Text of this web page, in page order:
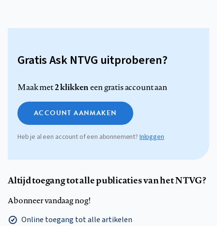
Gratis Ask NTVG uitproberen?
Maak met2 klikkeneen gratis account aan
ACCOUNT AANMAKEN
Heb je al een account of een abonnement?Inloggen
Altijd toegang tot alle publicaties van het NTVG?
Abonneer vandaag nog!
Online toegang tot alle artikelen